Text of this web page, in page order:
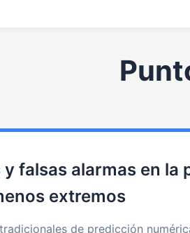
y falsas alarmas en la
extremos
de predicción